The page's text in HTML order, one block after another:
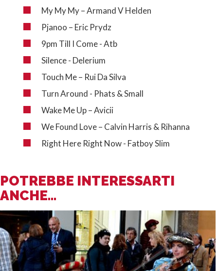
My My My – Armand V Helden
Pjanoo – Eric Prydz
9pm Till I Come - Atb
Silence - Delerium
Touch Me – Rui Da Silva
Turn Around - Phats & Small
Wake Me Up – Avicii
We Found Love – Calvin Harris & Rihanna
Right Here Right Now - Fatboy Slim
POTREBBE INTERESSARTI
ANCHE...